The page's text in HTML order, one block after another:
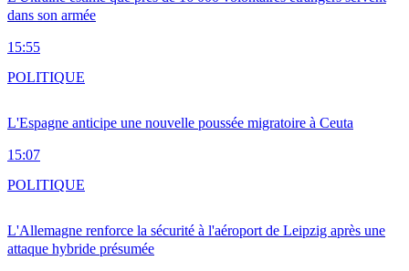
dans son armée
15:55
L'Espagne anticipe une nouvelle poussée migratoire à Ceuta
15:07
POLITIQUE
L'Allemagne renforce la sécurité à l'aéroport de Leipzig après une
attaque hybride présumée
POLITIQUE